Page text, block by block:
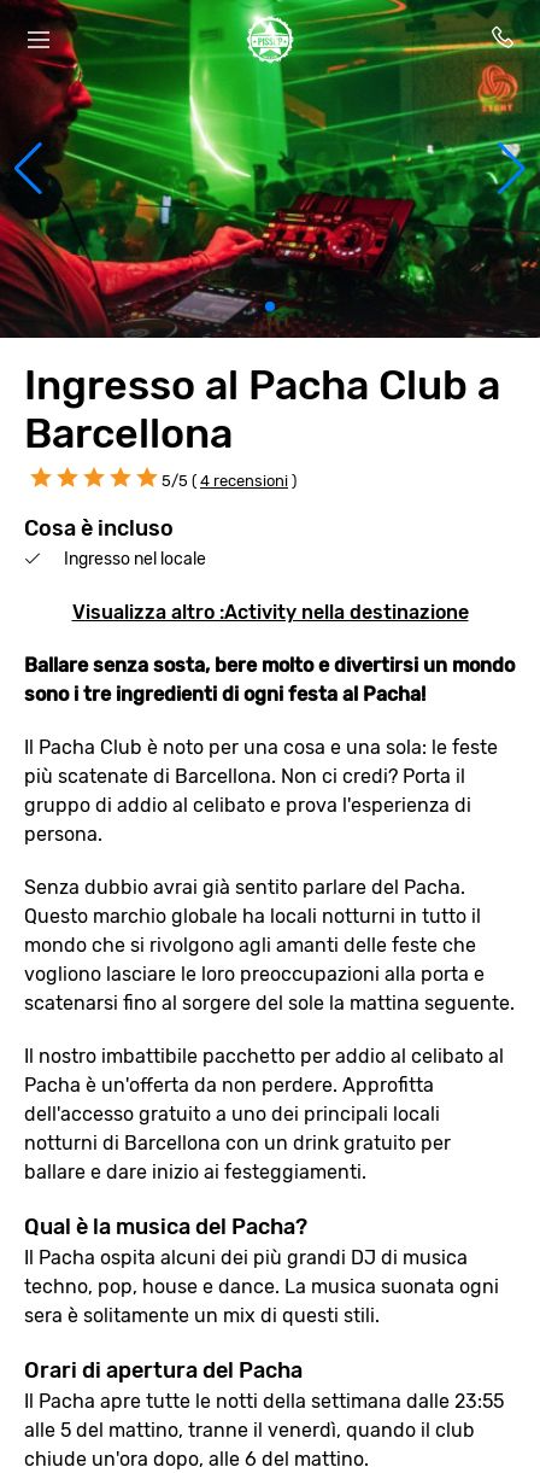
Ingresso al Pacha Club a
Barcellona
5/5 ( 4 recensioni )
Cosa è incluso
Ingresso nel locale
Visualizza altro :Activity nella destinazione
Ballare senza sosta, bere molto e divertirsi un mondo
sono i tre ingredienti di ogni festa al Pacha!
Il Pacha Club è noto per una cosa e una sola: le feste
più scatenate di Barcellona. Non ci credi? Porta il
gruppo di addio al celibato e prova l'esperienza di
persona.
Senza dubbio avrai già sentito parlare del Pacha.
Questo marchio globale ha locali notturni in tutto il
mondo che si rivolgono agli amanti delle feste che
vogliono lasciare le loro preoccupazioni alla porta e
scatenarsi fino al sorgere del sole la mattina seguente.
Il nostro imbattibile pacchetto per addio al celibato al
Pacha è un'offerta da non perdere. Approfitta
dell'accesso gratuito a uno dei principali locali
notturni di Barcellona con un drink gratuito per
ballare e dare inizio ai festeggiamenti.
Qual è la musica del Pacha?
Il Pacha ospita alcuni dei più grandi DJ di musica
techno, pop, house e dance. La musica suonata ogni
sera è solitamente un mix di questi stili.
Orari di apertura del Pacha
Il Pacha apre tutte le notti della settimana dalle 23:55
alle 5 del mattino, tranne il venerdì, quando il club
chiude un'ora dopo, alle 6 del mattino.